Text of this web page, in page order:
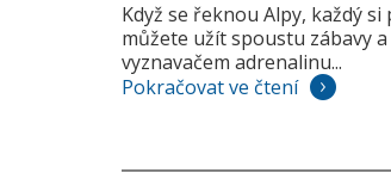
Když se řeknou Alpy, každý
můžete užít spoustu zábavy
vyznavačem adrenalinu...
Pokračovat ve čtení